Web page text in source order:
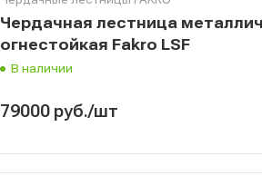
Чердачная лестница
огнестойкая Fakro LSF
В наличии
79000 руб./шт